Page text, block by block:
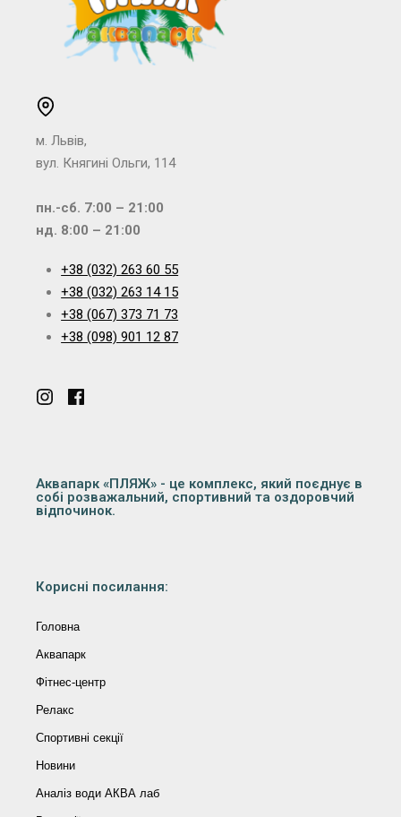
м. Львів,
вул. Княгині Ольги, 114
пн.-сб. 7:00 – 21:00
нд. 8:00 – 21:00
+38 (032) 263 60 55
+38 (032) 263 14 15
+38 (067) 373 71 73
+38 (098) 901 12 87
Аквапарк «ПЛЯЖ» - це комплекс, який поєднує в
собі розважальний, спортивний та оздоровчий
відпочинок.
Корисні посилання:
Головна
Аквапарк
Фітнес-центр
Релакс
Спортивні секції
Новини
Аналіз води АКВА лаб​